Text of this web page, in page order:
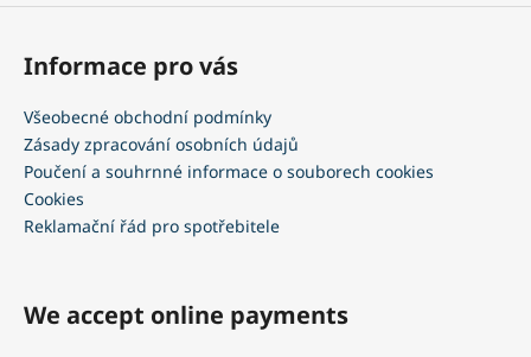
Informace pro vás
Všeobecné obchodní podmínky
Zásady zpracování osobních údajů
Poučení a souhrnné informace o souborech cookies
Cookies
Reklamační řád pro spotřebitele
We accept online payments